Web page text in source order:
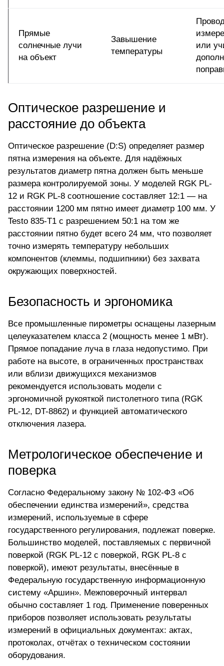
Прямые
солнечные лучи
на объект
Завышение
температуры
или
Оптическое разрешение и
расстояние до объекта
Оптическое разрешение (D:S) определяет размер
пятна измерения на объекте. Для надёжных
результатов диаметр пятна должен быть меньше
размера контролируемой зоны. У моделей RGK PL-
12 и RGK PL-8 соотношение составляет 12:1 — на
расстоянии 1200 мм пятно имеет диаметр 100 мм. У
Testo 835-T1 с разрешением 50:1 на том же
расстоянии пятно будет всего 24 мм, что позволяет
точно измерять температуру небольших
компонентов (клеммы, подшипники) без захвата
окружающих поверхностей.
Безопасность и эргономика
Все промышленные пирометры оснащены лазерным
целеуказателем класса 2 (мощность менее 1 мВт).
Прямое попадание луча в глаза недопустимо. При
работе на высоте, в ограниченных пространствах
или вблизи движущихся механизмов
рекомендуется использовать модели с
эргономичной рукояткой пистолетного типа (RGK
PL-12, DT-8862) и функцией автоматического
отключения лазера.
Метрологическое обеспечение и
поверка
Согласно Федеральному закону № 102-ФЗ «Об
обеспечении единства измерений», средства
измерений, используемые в сфере
государственного регулирования, подлежат поверке.
Большинство моделей, поставляемых с первичной
поверкой (RGK PL-12 с поверкой, RGK PL-8 с
поверкой), имеют результаты, внесённые в
Федеральную государственную информационную
систему «Аршин». Межповерочный интервал
обычно составляет 1 год. Применение поверенных
приборов позволяет использовать результаты
измерений в официальных документах: актах,
протоколах, отчётах о техническом состоянии
оборудования.